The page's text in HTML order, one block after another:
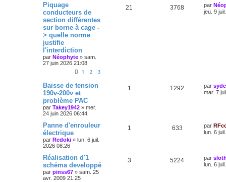
Piquage
conducteurs de
section différentes
sur borne à cage -
> quelle norme
justifie
l'interdiction
par Néophyte » sam.
27 juin 2026 21:08
1 2 3
21 3768 par
jeu. 9
Baisse de tension
190v-200v et
problème PAC
par Takey1942 » mer.
24 juin 2026 06:44
1 1292 par
mar. 7
Panne d'enrouleur
électrique
par Redoki » lun. 6 juil.
2026 08:26
1 633 par
lun. 6
Réalisation d'1
schéma developpé
par pinss67 » sam. 25
avr. 2009 21:25
3 5224 par
lun. 6